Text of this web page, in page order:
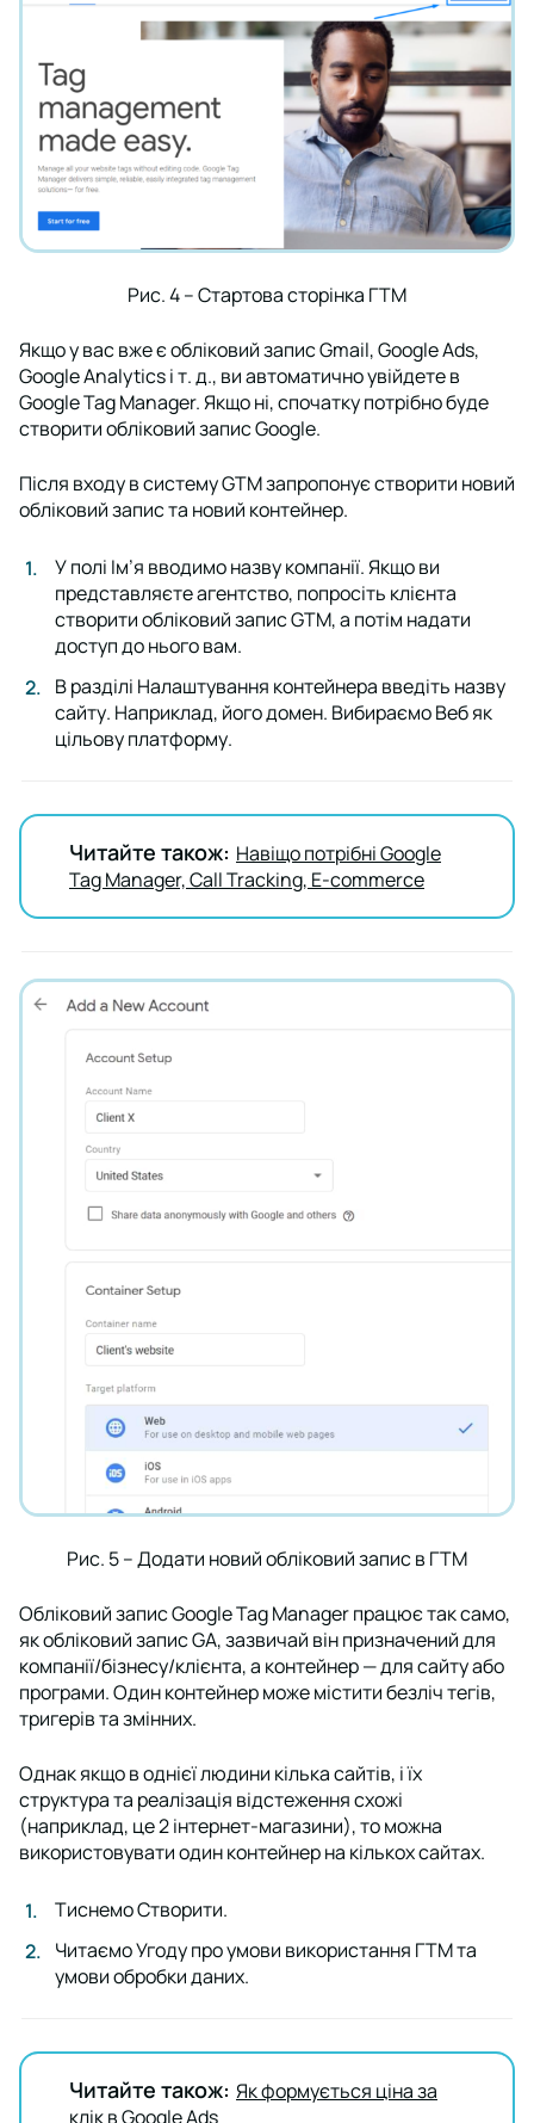
Рис. 4 – Стартова сторінка ГТМ
Якщо у вас вже є обліковий запис Gmail, Google Ads,
Google Analytics і т. д., ви автоматично увійдете в
Google Tag Manager. Якщо ні, спочатку потрібно буде
створити обліковий запис Google.
Після входу в систему GTM запропонує створити новий
обліковий запис та новий контейнер.
У полі Ім’я вводимо назву компанії. Якщо ви
представляєте агентство, попросіть клієнта
створити обліковий запис GTM, а потім надати
доступ до нього вам.
В разділі Налаштування контейнера введіть назву
сайту. Наприклад, його домен. ВибираємоВебяк
цільову платформу.
Читайте також: Навіщо потрібні Google
Tag Manager, Call Tracking, E-commerce
Рис. 5 – Додати новий обліковий запис в ГТМ
Обліковий запис Google Tag Manager працює так само,
як обліковий запис GA, зазвичай він призначений для
компанії/бізнесу/клієнта, а контейнер — для сайту або
програми. Один контейнер може містити безліч тегів,
тригерів та змінних.
Однак якщо в однієї людини кілька сайтів, і їх
структура та реалізація відстеження схожі
(наприклад, це 2 інтернет-магазини), то можна
використовувати один контейнер на кількох сайтах.
ТиснемоСтворити.
Читаємо Угоду про умови використання ГТМ та
умови обробки даних.
Читайте також: Як формується ціна за
клік в Google Ads